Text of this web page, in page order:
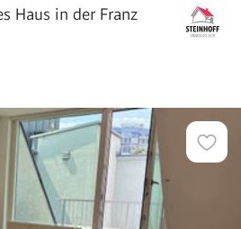
Haus in der Franz